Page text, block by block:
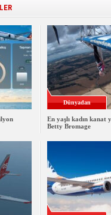
Dünyadan
En yaşlı kadın kanat
Betty Bromage